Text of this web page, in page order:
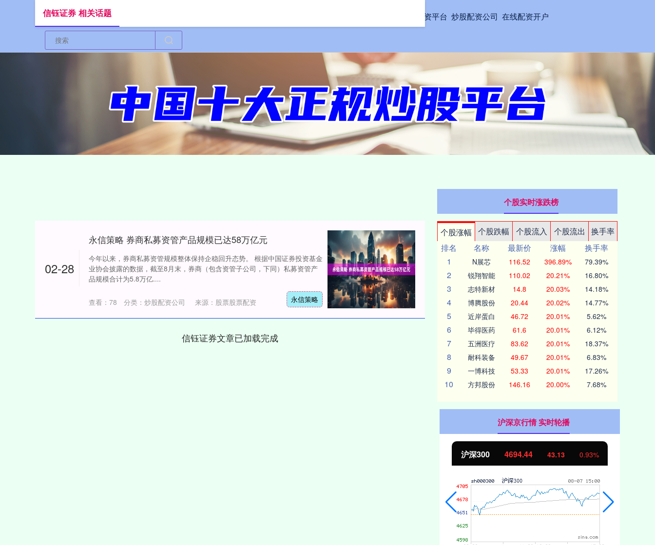
股票配资平台 炒股配资公司 在线配资开户
信钰证券 相关话题
02-28
永信策略 券商私募资管产品规模已达58万亿元
今年以来，券商私募资管规模整体保持企稳回升态势。 根据中国证券投资基金
业协会披露的数据，截至8月末，券商（包含资管子公司，下同）私募资管产
品规模合计为5.8万亿....
永信策略
来源：股票股票配资
查看： 78 分类： 炒股配资公司
信钰证券文章已加载完成
个股实时涨跌榜
个股涨幅 个股跌幅 个股流入 个股流出
换手率
排名
名称 最新价 涨幅
换手率
1
N展芯 116.52 396.89% 79.39%
2 锐翔智能 110.02 20.21% 16.80%
3 志特新材 14.8 20.03% 14.18%
4 博腾股份 20.44 20.02% 14.77%
5 近岸蛋白 46.72 20.01% 5.62%
6 毕得医药 61.6 20.01% 6.12%
7 五洲医疗 83.62 20.01% 18.37%
8 耐科装备 49.67 20.01% 6.83%
9 一博科技 53.33 20.01% 17.26%
10 方邦股份 146.16 20.00% 7.68%
沪深京行情 实时轮播
沪深300 4694.44 43.13 0.93%